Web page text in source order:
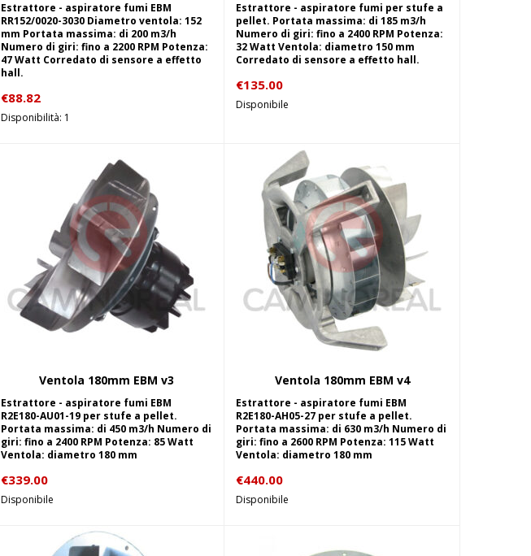
Estrattore - aspiratore fumi EBM
RR152/0020-3030 Diametro ventola: 152
mm Portata massima: di 200 m3/h
Numero di giri: fino a 2200 RPM Potenza:
47 Watt Corredato di sensore a effetto
hall.
€88.82
Disponibilità: 1
Estrattore - aspiratore fumi per stufe a
pellet. Portata massima: di 185 m3/h
Numero di giri: fino a 2400 RPM Potenza:
32 Watt Ventola: diametro 150 mm
Corredato di sensore a effetto hall.
€135.00
Disponibile
Aggiungi al carrello
Ventola 180mm EBM v3
Estrattore - aspiratore fumi EBM
R2E180-AU01-19 per stufe a pellet.
Portata massima: di 450 m3/h Numero di
giri: fino a 2400 RPM Potenza: 85 Watt
Ventola: diametro 180 mm
€339.00
Disponibile
Aggiungi al carrello
Ventola 180mm EBM v4
Estrattore - aspiratore fumi EBM
R2E180-AH05-27 per stufe a pellet.
Portata massima: di 630 m3/h Numero di
giri: fino a 2600 RPM Potenza: 115 Watt
Ventola: diametro 180 mm
€440.00
Disponibile